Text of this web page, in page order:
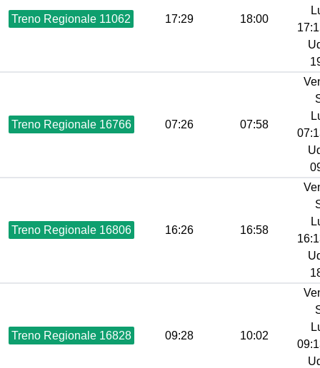
Treno Regionale 11062 17:29 18:00
Treno Regionale 16766 07:26 07:58
Treno Regionale 16806 16:26 16:58
Treno Regionale 16828 09:28 10:02